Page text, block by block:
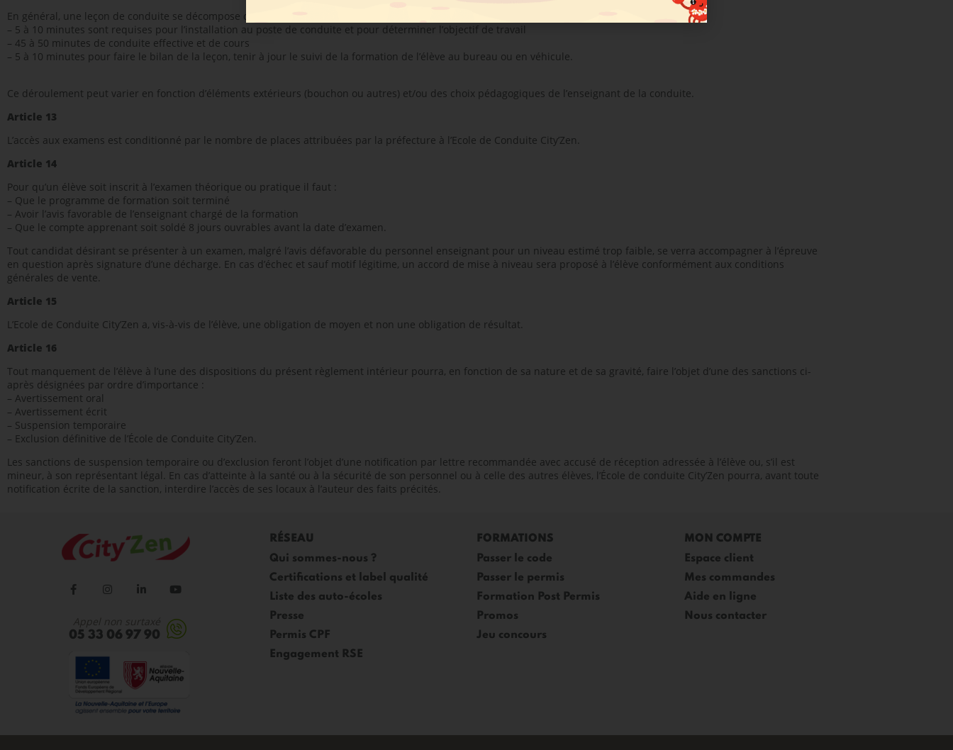
En général, une leçon de conduite se décompose comme ceci :
– 5 à 10 minutes sont requises pour l’installation au poste de conduite et pour déterminer l’objectif de travail
– 45 à 50 minutes de conduite effective et de cours
– 5 à 10 minutes pour faire le bilan de la leçon, tenir à jour le suivi de la formation de l’élève au bureau ou en véhicule.
Ce déroulement peut varier en fonction d’éléments extérieurs (bouchon ou autres) et/ou des choix pédagogiques de l’enseignant de la conduite.
Article 13
L’accès aux examens est conditionné par le nombre de places attribuées par la préfecture à l’Ecole de Conduite City’Zen.
Article 14
Pour qu’un élève soit inscrit à l’examen théorique ou pratique il faut :
– Que le programme de formation soit terminé
– Avoir l’avis favorable de l’enseignant chargé de la formation
– Que le compte apprenant soit soldé 8 jours ouvrables avant la date d’examen.
Tout candidat désirant se présenter à un examen, malgré l’avis défavorable du personnel enseignant pour un niveau estimé trop faible, se verra accompagner à l’épreuve
en question après signature d’une décharge. En cas d’échec et sauf motif légitime, un accord de mise à niveau sera proposé à l’élève conformément aux conditions
générales de vente.
Article 15
L’Ecole de Conduite City’Zen a, vis-à-vis de l’élève, une obligation de moyen et non une obligation de résultat.
Article 16
Tout manquement de l’élève à l’une des dispositions du présent règlement intérieur pourra, en fonction de sa nature et de sa gravité, faire l’objet d’une des sanctions ci-
après désignées par ordre d’importance :
– Avertissement oral
– Avertissement écrit
– Suspension temporaire
– Exclusion définitive de l’École de Conduite City’Zen.
Les sanctions de suspension temporaire ou d’exclusion feront l’objet d’une notification par lettre recommandée avec accusé de réception adressée à l’élève ou, s’il est
mineur, à son représentant légal. En cas d’atteinte à la santé ou à la sécurité de son personnel ou à celle des autres élèves, l’École de conduite City’Zen pourra, avant toute
notification écrite de la sanction, interdire l’accès de ses locaux à l’auteur des faits précités.
Appel non surtaxé
05 33 06 97 90
RÉSEAU
Qui sommes-nous ?
Certifications et label qualité
Liste des auto-écoles
Presse
Permis CPF
Engagement RSE
FORMATIONS
Passer le code
Passer le permis
Formation Post Permis
Promos
Jeu concours
MON COMPTE
Espace client
Mes commandes
Aide en ligne
Nous contacter